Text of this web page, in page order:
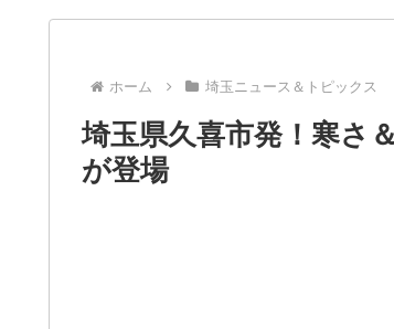
ホーム 埼玉ニュース＆トピックス
埼玉県久喜市発！寒さ
が登場